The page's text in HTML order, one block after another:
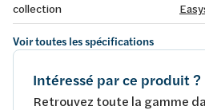
collection
Voir toutes les spécifications
Intéressé par ce produit ?
Retrouvez toute la gamme